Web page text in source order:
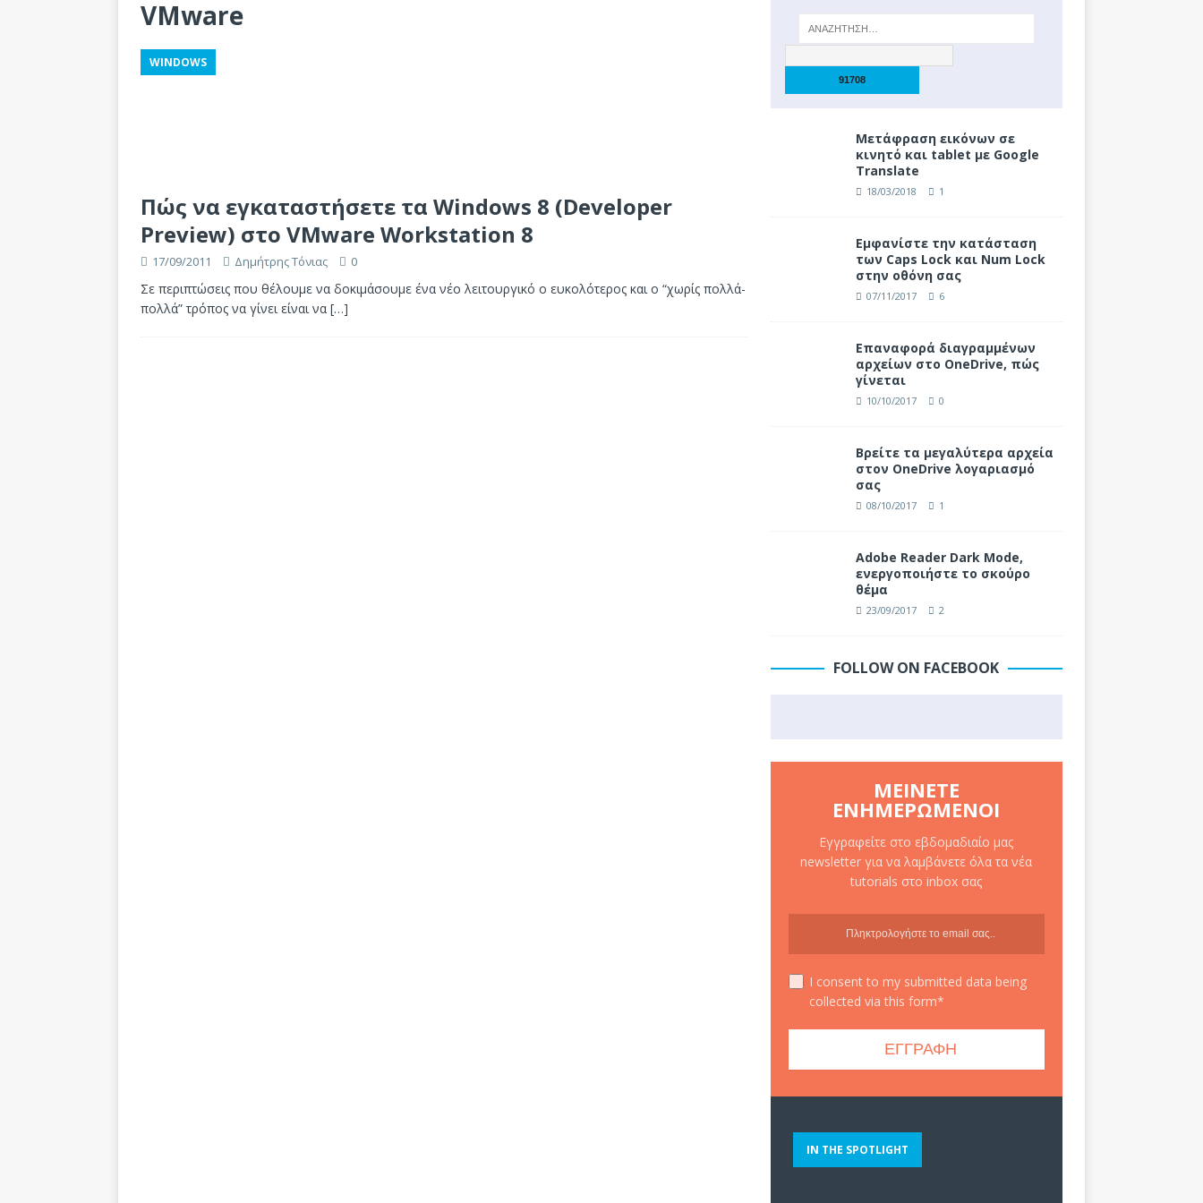
VMware
WINDOWS
Πώς να εγκαταστήσετε τα Windows 8 (Developer
Preview) στο VMware Workstation 8
17/09/2011 Δημήτρης Τόνιας 0
Σε περιπτώσεις που θέλουμε να δοκιμάσουμε ένα νέο λειτουργικό ο ευκολότερος και ο “χωρίς πολλά-
πολλά” τρόπος να γίνει είναι να […]
Μετάφραση εικόνων σε
κινητό και tablet με Google
Translate
18/03/2018 1
Eμφανίστε την κατάσταση
των Caps Lock και Num Lock
στην οθόνη σας
07/11/2017 6
Επαναφορά διαγραμμένων
αρχείων στο OneDrive, πώς
γίνεται
10/10/2017 0
Βρείτε τα μεγαλύτερα αρχεία
στον OneDrive λογαριασμό
σας
08/10/2017 1
Adobe Reader Dark Mode,
ενεργοποιήστε το σκούρο
θέμα
23/09/2017 2
FOLLOW ON FACEBOOK
ΜΕΊΝΕΤΕ
ΕΝΗΜΕΡΩΜΈΝΟΙ
Εγγραφείτε στο εβδομαδιαίο μας
newsletter για να λαμβάνετε όλα τα νέα
tutorials στο inbox σας
I consent to my submitted data being
collected via this form*
IN THE SPOTLIGHT